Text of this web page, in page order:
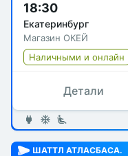
18:30
Екатеринбург
Магазин ОКЕЙ
Наличными и онлайн
Детали
ШАТТЛ АТЛАСБАСА.